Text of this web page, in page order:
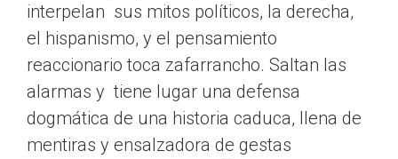
interpelan sus mitos políticos, la derecha,
el hispanismo, y el pensamiento
reaccionario toca zafarrancho. Saltan las
alarmas y tiene lugar una defensa
dogmática de una historia caduca, llena de
mentiras y ensalzadora de gestas